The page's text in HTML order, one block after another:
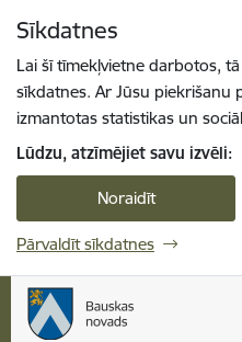
Sīkdatnes
Lai šī tīmekļvietne darbotos,
sīkdatnes. Ar Jūsu piekrišanu
izmantotas statistikas un
Lūdzu, atzīmējiet savu izvēli:
Noraidīt
Pārvaldīt sīkdatnes